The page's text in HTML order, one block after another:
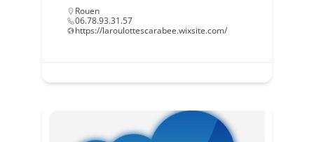
Rouen
06.78.93.31.57
https://laroulottescarabee.wixsite.com/